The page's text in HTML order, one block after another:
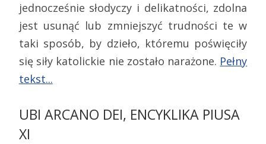
jednocześnie słodyczy i delikatności, zdolna
jest usunąć lub zmniejszyć trudności te w
taki sposób, by dzieło, któremu poświęciły
się siły katolickie nie zostało narażone. Pełny
tekst...
UBI ARCANO DEI, ENCYKLIKA PIUSA
XI